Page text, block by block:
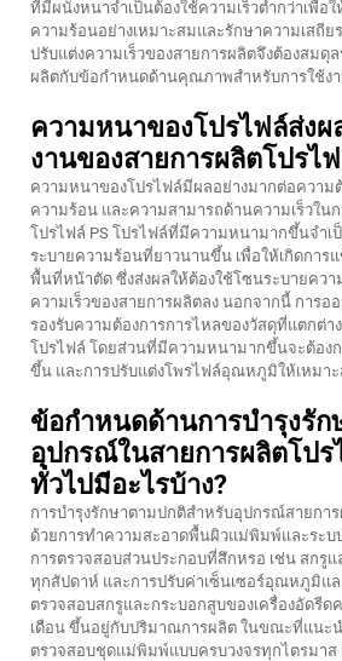
ที่มีผนังหนาจำเป็นต้องใช้ความเร็วต่ำกว่าเพื่อ
ความร้อนอย่างเหมาะสมและรักษาความเสถีย
ปรับแต่งความเร็วของสายการผลิตจึงต้องสมดุ
ผลิตกับข้อกำหนดด้านคุณภาพสำหรับการใช้งา
ความหนาของโปรไฟล์ส่งผ
งานของสายการผลิตโปรไฟ
ความหนาของโปรไฟล์มีผลอย่างมากต่อความต้
ความร้อน และความสามารถด้านความเร็วใน
โปรไฟล์ PS โปรไฟล์ที่มีความหนามากขึ้นจำเป็
ระบายความร้อนที่ยาวนานขึ้น เพื่อให้เกิดการ
พื้นที่หน้าตัด ซึ่งส่งผลให้ต้องใช้โซนระบายคว
ความเร็วของสายการผลิตลง นอกจากนี้ การอ
รองรับความต้องการการไหลของวัสดุที่แตกต่
โปรไฟล์ โดยส่วนที่มีความหนามากขึ้นจะต้อง
ขึ้น และการปรับแต่งโพรไฟล์อุณหภูมิให้เหมา
ข้อกำหนดด้านการบำรุงรัก
อุปกรณ์ในสายการผลิตโปร
ทั่วไปมีอะไรบ้าง?
การบำรุงรักษาตามปกติสำหรับอุปกรณ์สายกา
ด้วยการทำความสะอาดพื้นผิวแม่พิมพ์และระ
การตรวจสอบส่วนประกอบที่สึกหรอ เช่น สกรูแ
ทุกสัปดาห์ และการปรับค่าเซ็นเซอร์อุณหภูมิแล
ตรวจสอบสกรูและกระบอกสูบของเครื่องอัดรีด
เดือน ขึ้นอยู่กับปริมาณการผลิต ในขณะที่แนะ
ตรวจสอบชุดแม่พิมพ์แบบครบวงจรทุกไตรมาส